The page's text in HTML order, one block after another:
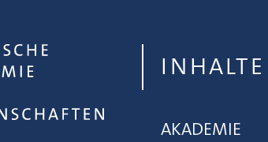
INHALTE
AKADEMIE